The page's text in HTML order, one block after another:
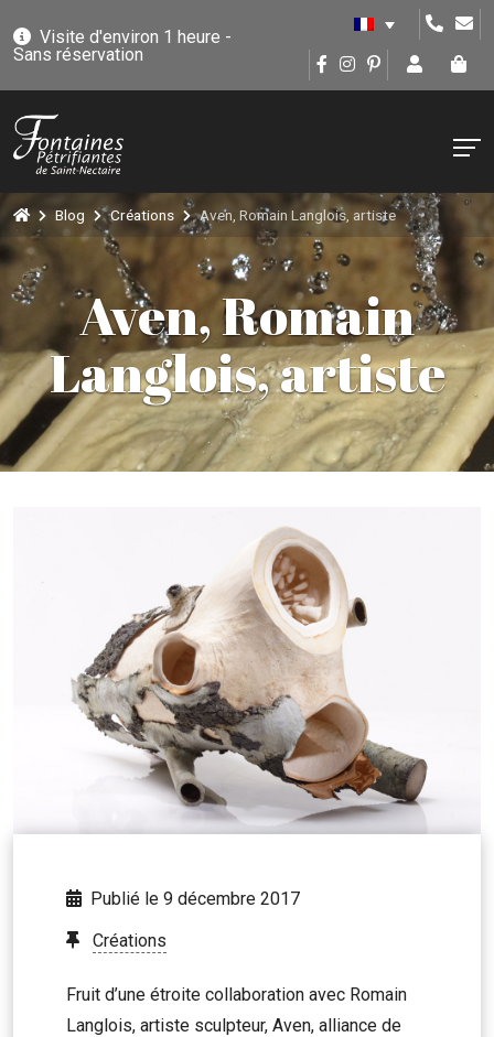
Visite d'environ 1 heure -
Sans réservation
Blog Créations Aven, Romain Langlois, artiste
Aven, Romain
Langlois, artiste
Publié le 9 décembre 2017
Créations
Fruit d’une étroite collaboration avec Romain
Langlois, artiste sculpteur, Aven, alliance de